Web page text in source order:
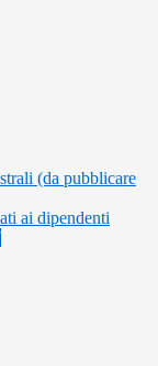
(da pubblicare
ai dipendenti